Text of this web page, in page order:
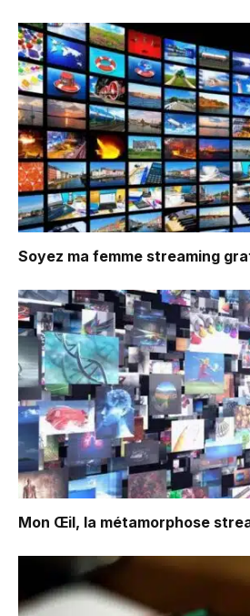
Soyez ma femme streaming
Mon Œil, la métamorphose